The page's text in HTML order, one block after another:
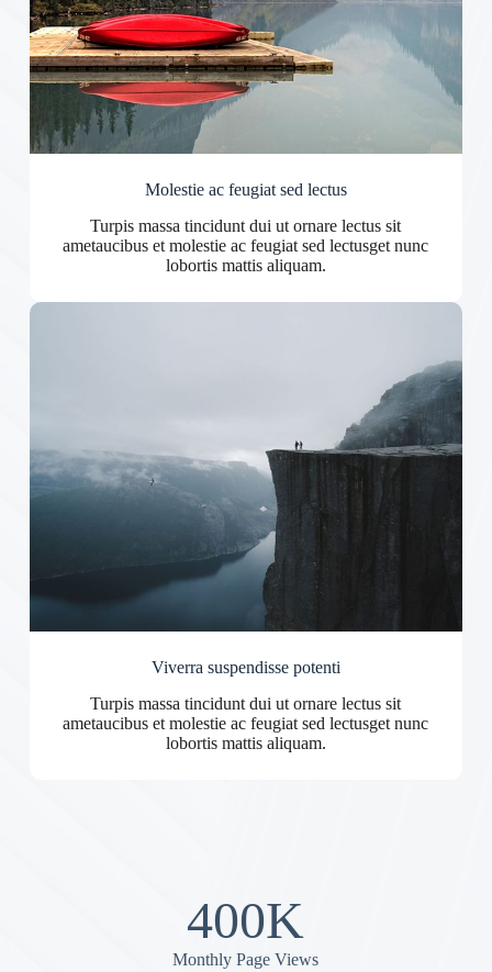
Molestie ac feugiat sed lectus
Turpis massa tincidunt dui ut ornare lectus sit
ametaucibus et molestie ac feugiat sed lectusget nunc
lobortis mattis aliquam.
Viverra suspendisse potenti
Turpis massa tincidunt dui ut ornare lectus sit
ametaucibus et molestie ac feugiat sed lectusget nunc
lobortis mattis aliquam.
400K
Monthly Page Views